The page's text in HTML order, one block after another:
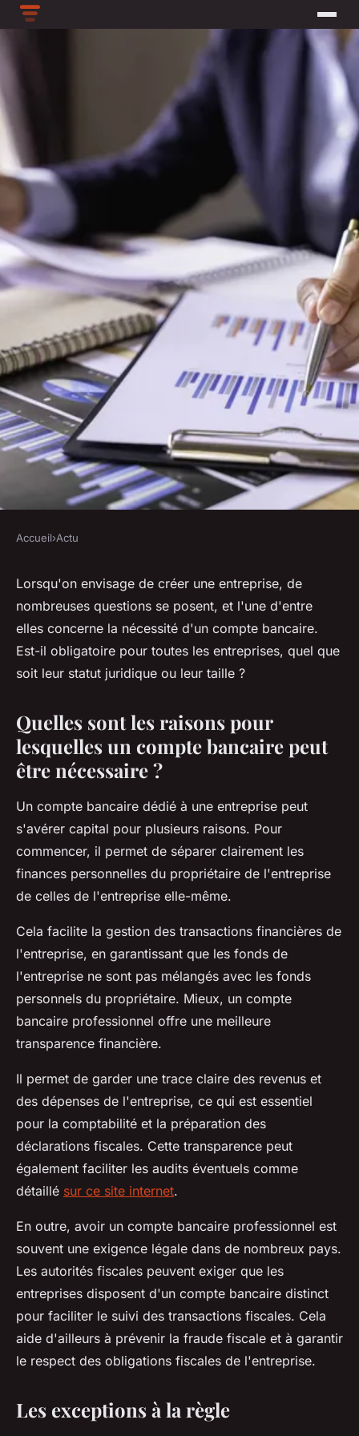
Le compte bancaire est-il
obligatoire pour toutes les
entreprises ?
michelle• 18 novembre 2023•2 min de lecture
Accueil›Actu
Lorsqu'on envisage de créer une entreprise, de
nombreuses questions se posent, et l'une d'entre
elles concerne la nécessité d'un compte bancaire.
Est-il obligatoire pour toutes les entreprises, quel que
soit leur statut juridique ou leur taille ?
Quelles sont les raisons pour
lesquelles un compte bancaire peut
être nécessaire ?
Un compte bancaire dédié à une entreprise peut
s'avérer capital pour plusieurs raisons. Pour
commencer, il permet de séparer clairement les
finances personnelles du propriétaire de l'entreprise
de celles de l'entreprise elle-même.
Cela facilite la gestion des transactions financières de
l'entreprise, en garantissant que les fonds de
l'entreprise ne sont pas mélangés avec les fonds
personnels du propriétaire. Mieux, un compte
bancaire professionnel offre une meilleure
transparence financière.
Il permet de garder une trace claire des revenus et
des dépenses de l'entreprise, ce qui est essentiel
pour la comptabilité et la préparation des
déclarations fiscales. Cette transparence peut
également faciliter les audits éventuels comme
détaillé sur ce site internet.
En outre, avoir un compte bancaire professionnel est
souvent une exigence légale dans de nombreux pays.
Les autorités fiscales peuvent exiger que les
entreprises disposent d'un compte bancaire distinct
pour faciliter le suivi des transactions fiscales. Cela
aide d'ailleurs à prévenir la fraude fiscale et à garantir
le respect des obligations fiscales de l'entreprise.
Les exceptions à la règle